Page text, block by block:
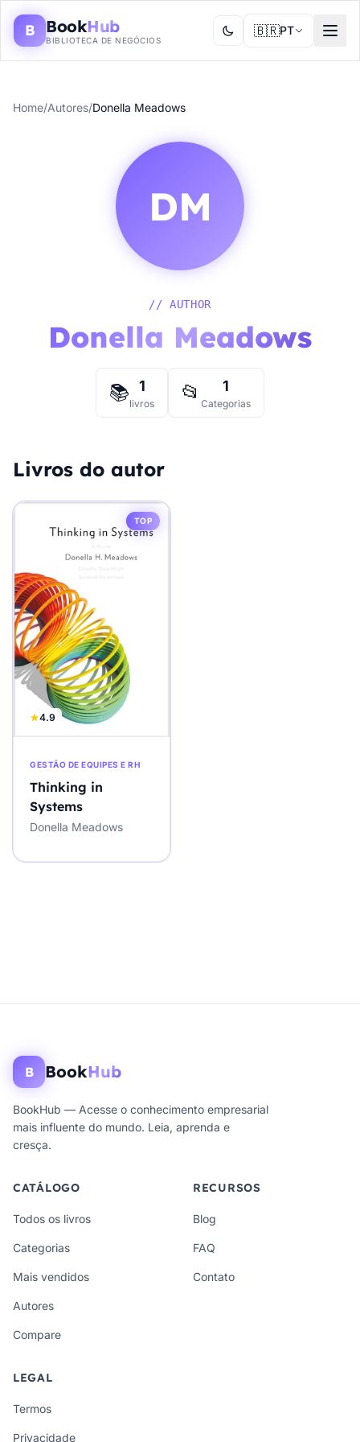
B BookHub
BIBLIOTECA DE NEGÓCIOS
🇧🇷PT
Home/Autores/Donella Meadows
DM
// AUTHOR
Donella Meadows
📚 1
livros 📂 1
Categorias
Livros do autor
TOP
4.9
GESTÃO DE EQUIPES E RH
Thinking in
Systems
Donella Meadows
B BookHub
BookHub — Acesse o conhecimento empresarial
mais influente do mundo. Leia, aprenda e
cresça.
CATÁLOGO
Todos os livros
Categorias
Mais vendidos
Autores
Compare
RECURSOS
Blog
FAQ
Contato
LEGAL
Termos
Privacidade